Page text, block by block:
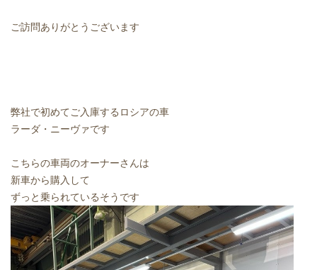
ご訪問ありがとうございます
弊社で初めてご入庫するロシアの車
ラーダ・ニーヴァです
こちらの車両のオーナーさんは
新車から購入して
ずっと乗られているそうです